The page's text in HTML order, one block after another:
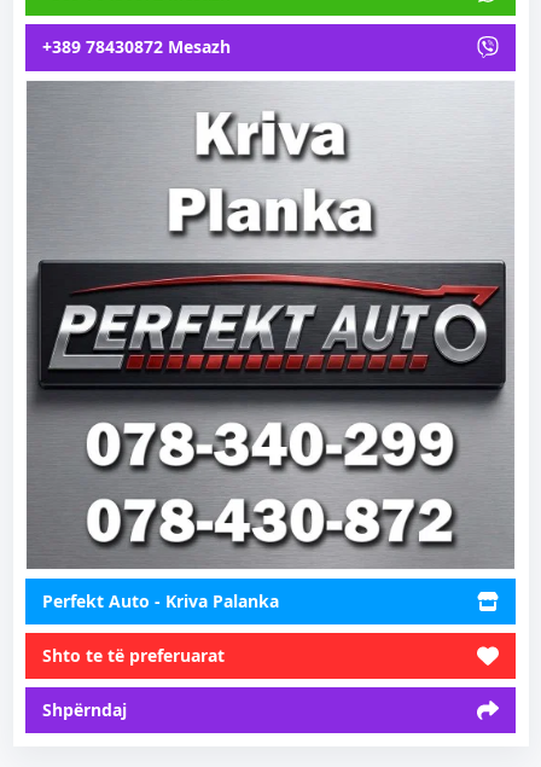
+389 78430872 Mesazh
Perfekt Auto - Kriva Palanka
Shto te të preferuarat
Shpërndaj